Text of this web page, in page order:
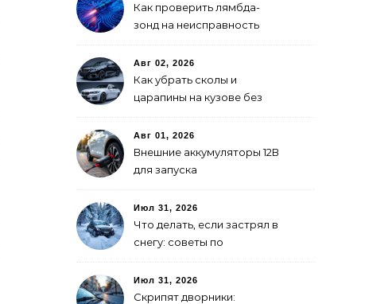
Как проверить лямбда-
зонд на неисправность
Авг 02, 2026
Как убрать сколы и
царапины на кузове без
Авг 01, 2026
Внешние аккумуляторы 12В
для запуска
выбрать
Июл 31, 2026
Что делать, если застрял в
снегу: советы по
Июл 31, 2026
Скрипят дворники: